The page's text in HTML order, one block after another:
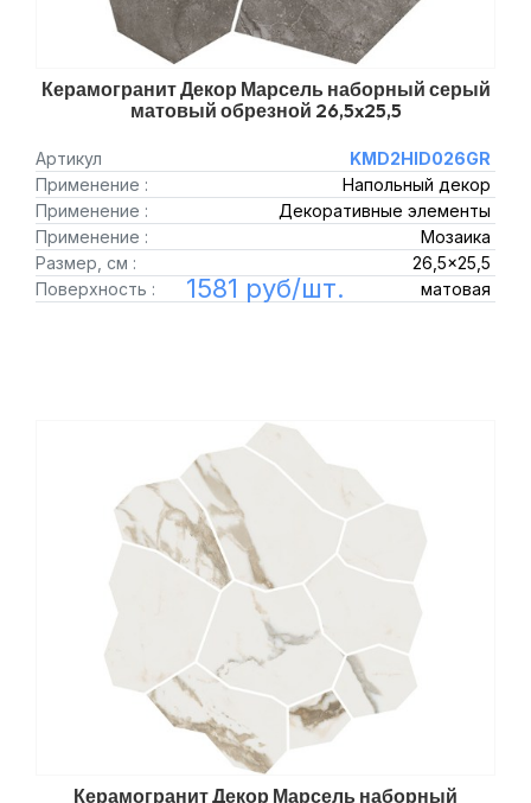
Керамогранит Декор Марсель наборный серый
матовый обрезной 26,5x25,5
Артикул
KMD2HID026GR
Применение :
Напольный декор
Применение :
Декоративные элементы
Применение :
Мозаика
Размер, см :
26,5x25,5
Поверхность :
матовая
1581 руб/шт.
Керамогранит Декор Марсель наборный